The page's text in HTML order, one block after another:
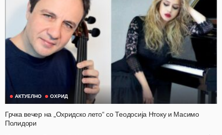
АКТУЕЛНО ОХРИД
Грчка вечер на „Охридско лето“ со Теодосија Нтоку и Масимо
Полидори